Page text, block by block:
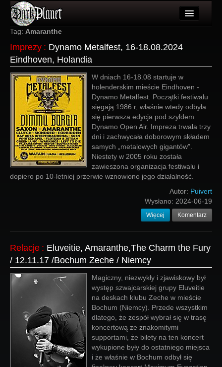
Artykuły
Użytkownicy
Wydarzenia
Galeria
Forum
Więcej
Login
Tag: Amaranthe
Imprezy : Dynamo Metalfest, 16-18.08.2024
Eindhoven, Holandia
W dniach 16-18.08 startuje w
holenderskim mieście Eindhoven -
Dynamo Metalfest. Początki festiwalu
sięgają 1986 r, właśnie wtedy odbyła
się pierwsza edycja pod szyldem
Dynamo Open Air. Impreza trwała trzy
dni i zachwycała doborowym składem
samych „metalowych gigantów”.
Niestety w 2005 roku została
zawieszona organizacja festiwalu i
dopiero po 10-letniej przerwie wznowiono jego działalność.
Autor: Puivert
Wysłano: 2024-06-19
Więcej Komentarz
Relacje : Eluveitie, Amaranthe,The Charm the Fury
/ 12.11.17 /Bochum Zeche / Niemcy
Magiczny, niezwykły i zjawiskowy był
występ szwajcarskiej grupy Eluveitie
na deskach klubu Zeche w mieście
Bochum (Niemcy). Przede wszystkim
dlatego, że zespół wybrał się w trasę
koncertową ze znakomitymi
supportami, że bilety na ten koncert
wykupione były do ostatniego miejsca
i że właśnie w Bochum odbył się